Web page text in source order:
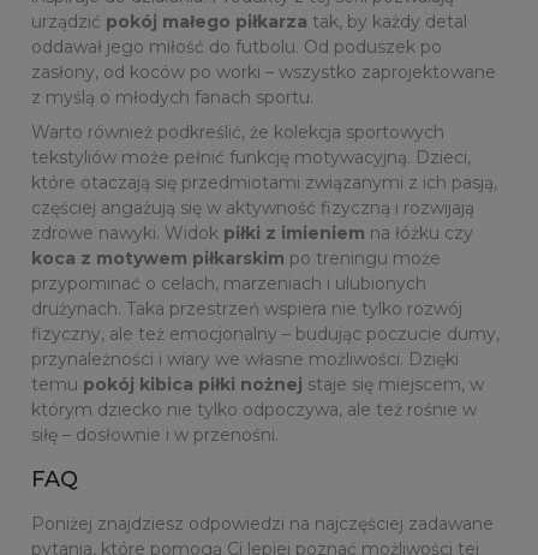
urządzić pokój małego piłkarza tak, by każdy detal
oddawał jego miłość do futbolu. Od poduszek po
zasłony, od koców po worki – wszystko zaprojektowane
z myślą o młodych fanach sportu.
Warto również podkreślić, że kolekcja sportowych
tekstyliów może pełnić funkcję motywacyjną. Dzieci,
które otaczają się przedmiotami związanymi z ich pasją,
częściej angażują się w aktywność fizyczną i rozwijają
zdrowe nawyki. Widok piłki z imieniem na łóżku czy
koca z motywem piłkarskim po treningu może
przypominać o celach, marzeniach i ulubionych
drużynach. Taka przestrzeń wspiera nie tylko rozwój
fizyczny, ale też emocjonalny – budując poczucie dumy,
przynależności i wiary we własne możliwości. Dzięki
temu pokój kibica piłki nożnej staje się miejscem, w
którym dziecko nie tylko odpoczywa, ale też rośnie w
siłę – dosłownie i w przenośni.
FAQ
Poniżej znajdziesz odpowiedzi na najczęściej zadawane
pytania, które pomogą Ci lepiej poznać możliwości tej